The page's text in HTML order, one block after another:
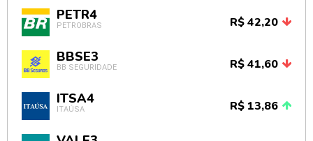
PETR4
PETROBRAS R$ 42,20
BBSE3
BB SEGURIDADE R$ 41,60
ITSA4
ITAÚSA R$ 13,86